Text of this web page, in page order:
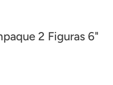
2 Figuras 6"